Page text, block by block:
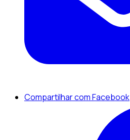
Compartilhar com Facebook